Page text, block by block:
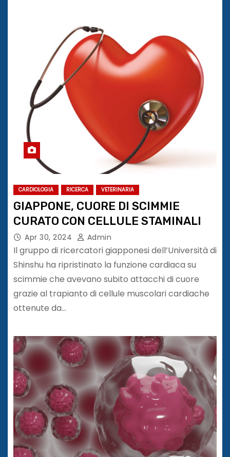
CARDIOLOGIA RICERCA VETERINARIA
GIAPPONE, CUORE DI SCIMMIE
CURATO CON CELLULE STAMINALI
Apr 30, 2024 Admin
Il gruppo di ricercatori giapponesi dell’Università di
Shinshu ha ripristinato la funzione cardiaca su
scimmie che avevano subito attacchi di cuore
grazie al trapianto di cellule muscolari cardiache
ottenute da…